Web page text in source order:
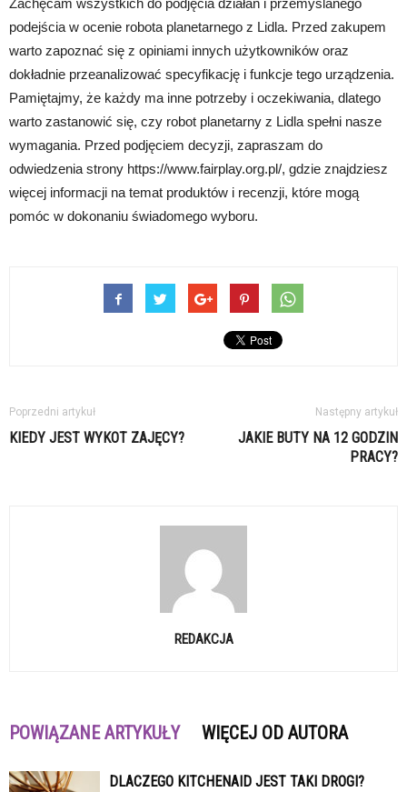
Zachęcam wszystkich do podjęcia działań i przemyślanego
podejścia w ocenie robota planetarnego z Lidla. Przed zakupem
warto zapoznać się z opiniami innych użytkowników oraz
dokładnie przeanalizować specyfikację i funkcje tego urządzenia.
Pamiętajmy, że każdy ma inne potrzeby i oczekiwania, dlatego
warto zastanowić się, czy robot planetarny z Lidla spełni nasze
wymagania. Przed podjęciem decyzji, zapraszam do
odwiedzenia strony https://www.fairplay.org.pl/, gdzie znajdziesz
więcej informacji na temat produktów i recenzji, które mogą
pomóc w dokonaniu świadomego wyboru.
Poprzedni artykuł
KIEDY JEST WYKOT ZAJĘCY?
Następny artykuł
JAKIE BUTY NA 12 GODZIN
PRACY?
REDAKCJA
POWIĄZANE ARTYKUŁY WIĘCEJ OD AUTORA
DLACZEGO KITCHENAID JEST TAKI DROGI?